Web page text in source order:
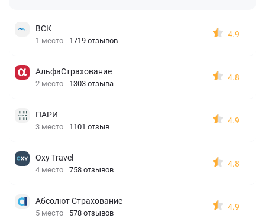
ВСК
1 место 1719 отзывов
4.9
АльфаСтрахование
2 место 1303 отзыва
4.8
ПАРИ
3 место 1101 отзыв
4.9
Oxy Travel
4 место 758 отзывов
4.8
Абсолют Страхование
5 место 578 отзывов
4.9